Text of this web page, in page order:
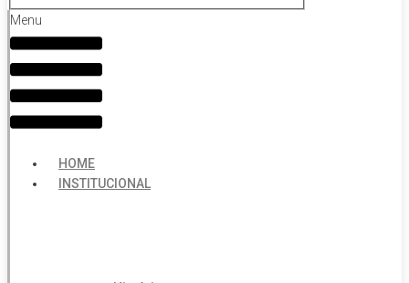
Menu
HOME
INSTITUCIONAL